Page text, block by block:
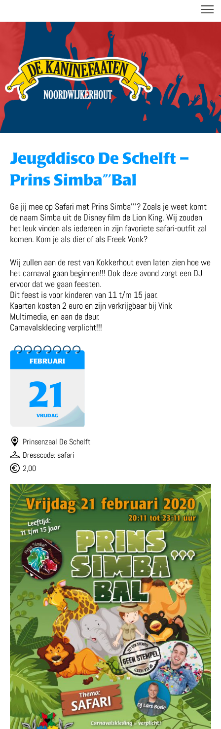
Jeugddisco De Schelft –
Prins Simba”’Bal
Ga jij mee op Safari met Prins Simba’’’? Zoals je weet komt
de naam Simba uit de Disney film de Lion King. Wij zouden
het leuk vinden als iedereen in zijn favoriete safari-outfit zal
komen. Kom je als dier of als Freek Vonk?
Wij zullen aan de rest van Kokkerhout even laten zien hoe we
het carnaval gaan beginnen!!! Ook deze avond zorgt een DJ
ervoor dat we gaan feesten.
Dit feest is voor kinderen van 11 t/m 15 jaar.
Kaarten kosten 2 euro en zijn verkrijgbaar bij Vink
Multimedia, en aan de deur.
Carnavalskleding verplicht!!!
FEBRUARI
21
VRIJDAG
Prinsenzaal De Schelft
Dresscode: safari
2,00